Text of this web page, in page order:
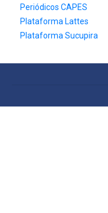
Periódicos CAPES
Plataforma Lattes
Plataforma Sucupira